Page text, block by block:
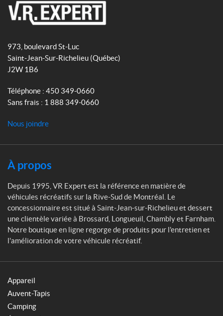
e
R
E
x
p
e
r
t
973, boulevard St-Luc
Saint-Jean-Sur-Richelieu (Québec)
J2W 1B6
Téléphone : 450 349-0660
Sans frais : 1 888 349-0660
Nous joindre
À propos
Depuis 1995, VR Expert est la référence en matière de
véhicules récréatifs sur la Rive-Sud de Montréal. Le
concessionnaire est situé à Saint-Jean-sur-Richelieu et dessert
une clientèle variée à Brossard, Longueuil, Chambly et Farnham.
Notre boutique en ligne regorge de produits pour l'entretien et
l'amélioration de votre véhicule récréatif.
Appareil
Auvent-Tapis
Camping